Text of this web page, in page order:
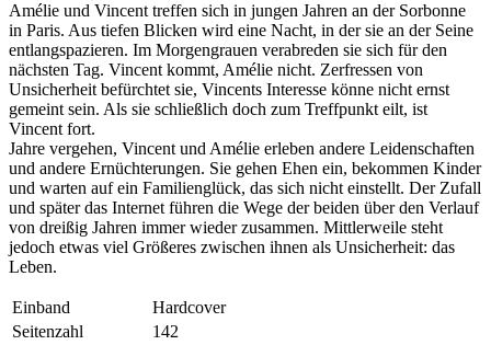
Amélie und Vincent treffen sich in jungen Jahren an der Sorbonne
in Paris. Aus tiefen Blicken wird eine Nacht, in der sie an der Seine
entlangspazieren. Im Morgengrauen verabreden sie sich für den
nächsten Tag. Vincent kommt, Amélie nicht. Zerfressen von
Unsicherheit befürchtet sie, Vincents Interesse könne nicht ernst
gemeint sein. Als sie schließlich doch zum Treffpunkt eilt, ist
Vincent fort.
Jahre vergehen, Vincent und Amélie erleben andere Leidenschaften
und andere Ernüchterungen. Sie gehen Ehen ein, bekommen Kinder
und warten auf ein Familienglück, das sich nicht einstellt. Der Zufall
und später das Internet führen die Wege der beiden über den Verlauf
von dreißig Jahren immer wieder zusammen. Mittlerweile steht
jedoch etwas viel Größeres zwischen ihnen als Unsicherheit: das
Leben.
Einband
Hardcover
Seitenzahl
142